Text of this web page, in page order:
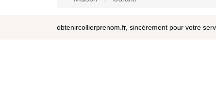
obtenircollierprenom.fr, sincèrement pour votre